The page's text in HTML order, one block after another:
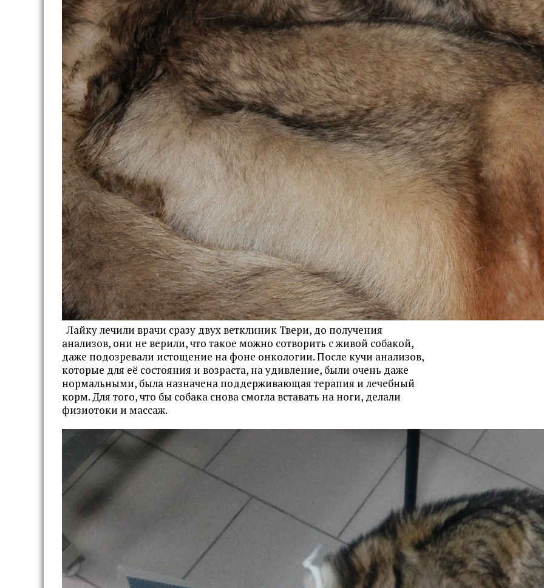
Лайку лечили врачи сразу двух ветклиник Твери, до получения
анализов, они не верили, что такое можно сотворить с живой собакой,
даже подозревали истощение на фоне онкологии. После кучи анализов,
которые для её состояния и возраста, на удивление, были очень даже
нормальными, была назначена поддерживающая терапия и лечебный
корм. Для того, что бы собака снова смогла вставать на ноги, делали
физиотоки и массаж.